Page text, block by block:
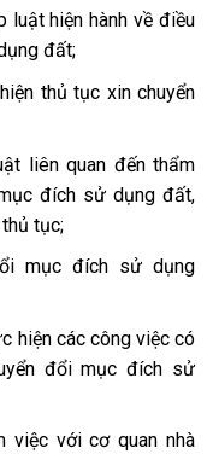
luật hiện hành về điều
đất;
thủ tục xin chuyển
liên quan đến thẩm
đích sử dụng đất,
tục;
mục đích sử dụng
hiện các công việc có
đổi mục đích sử
việc với cơ quan nhà